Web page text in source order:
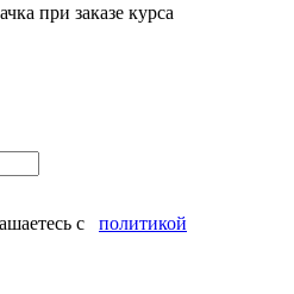
при заказе курса
с политикой